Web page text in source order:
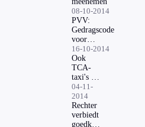
08-10-2014
PVV:
Gedragscode
voor
taxichauffeurs
16-10-2014
Ook
TCA-
taxi's te
bestellen
via app
04-11-
2014
Rechter
verbiedt
goedkope